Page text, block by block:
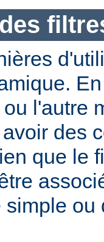
l'autre
des
que le
ou